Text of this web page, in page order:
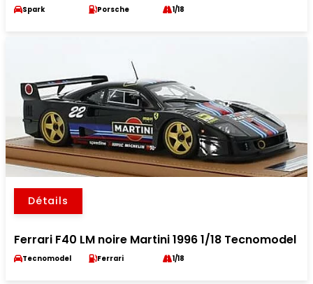
Spark Porsche 1/18
Détails
Ferrari F40 LM noire Martini 1996 1/18 Tecnomodel
Tecnomodel Ferrari 1/18